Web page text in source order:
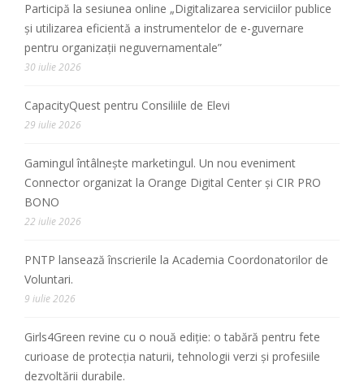
Participă la sesiunea online „Digitalizarea serviciilor publice
și utilizarea eficientă a instrumentelor de e-guvernare
pentru organizații neguvernamentale”
30 iulie 2026
CapacityQuest pentru Consiliile de Elevi
29 iulie 2026
Gamingul întâlnește marketingul. Un nou eveniment
Connector organizat la Orange Digital Center și CIR PRO
BONO
22 iulie 2026
PNTP lansează înscrierile la Academia Coordonatorilor de
Voluntari.
9 iulie 2026
Girls4Green revine cu o nouă ediție: o tabără pentru fete
curioase de protecția naturii, tehnologii verzi și profesiile
dezvoltării durabile.